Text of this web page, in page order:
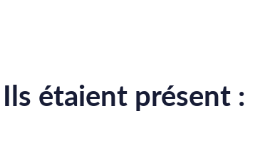
Ils étaient présent :